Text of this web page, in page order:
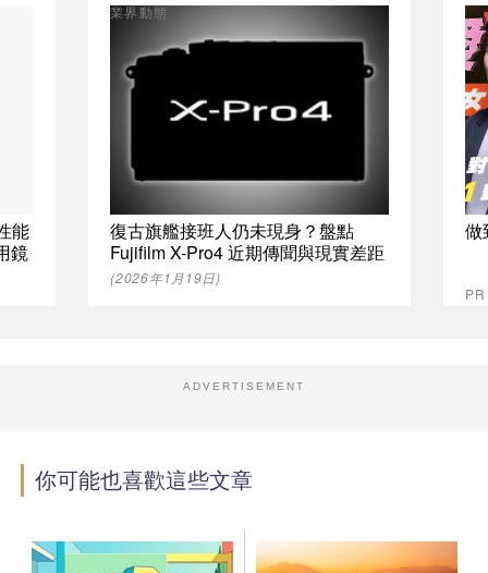
能
鏡
復古旗艦接班人仍未現身？盤點
Fujifilm X-Pro4 近期傳聞與現實差距
業界動態
(2026年1月19日)
做
ADVERTISEMENT
你可能也喜歡這些文章